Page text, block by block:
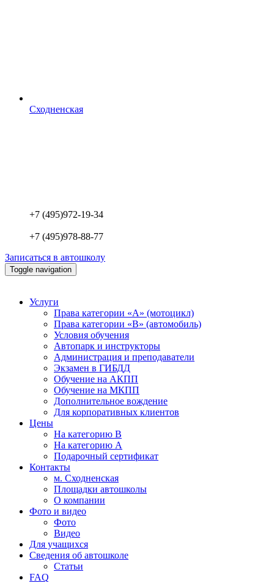
Сходненская
+7 (495)972-19-34
+7 (495)978-88-77
Записаться в автошколу
Toggle navigation
Услуги
Права категории «А» (мотоцикл)
Права категории «В» (автомобиль)
Условия обучения
Автопарк и инструкторы
Администрация и преподаватели
Экзамен в ГИБДД
Обучение на АКПП
Обучение на МКПП
Дополнительное вождение
Для корпоративных клиентов
Цены
На категорию В
На категорию A
Подарочный сертификат
Контакты
м. Сходненская
Площадки автошколы
О компании
Фото и видео
Фото
Видео
Для учащихся
Сведения об автошколе
Статьи
FAQ